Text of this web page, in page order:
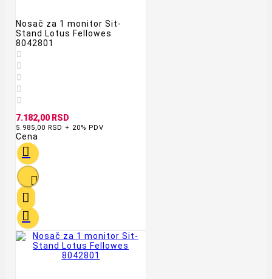
Nosač za 1 monitor Sit-
Stand Lotus Fellowes
8042801





7.182,00 RSD
5.985,00 RSD + 20% PDV
Cena



